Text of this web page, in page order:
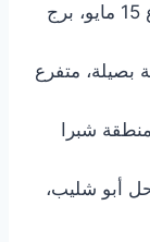
شبرا الخيمة (الفرع الرئيسي): شارع 15 مايو، برج
شارع سلامة بصيلة، متفرع
– فرع 3: 2 شارع 25، منطقة شبرا
محل أبو شليب،